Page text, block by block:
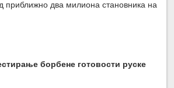
приближно два милиона становника на
борбене готовости руске